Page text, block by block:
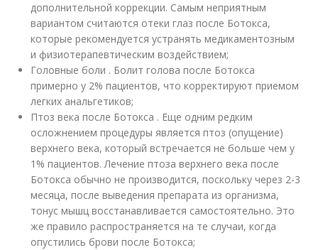
дополнительной коррекции. Самым неприятным
вариантом считаются отеки глаз после Ботокса,
которые рекомендуется устранять медикаментозным
и физиотерапевтическим воздействием;
Головные боли . Болит голова после Ботокса
примерно у 2% пациентов, что корректируют приемом
легких анальгетиков;
Птоз века после Ботокса . Еще одним редким
осложнением процедуры является птоз (опущение)
верхнего века, который встречается не больше чем у
1% пациентов. Лечение птоза верхнего века после
Ботокса обычно не производится, поскольку через 2-3
месяца, после выведения препарата из организма,
тонус мышц восстанавливается самостоятельно. Это
же правило распространяется на те случаи, когда
опустились брови после Ботокса;